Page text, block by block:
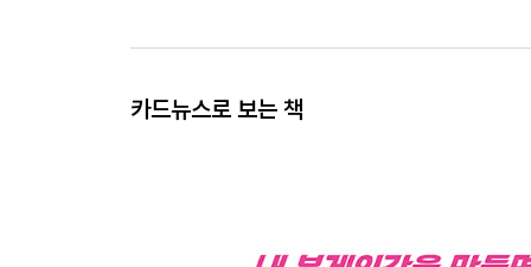
카드뉴스로 보는 책